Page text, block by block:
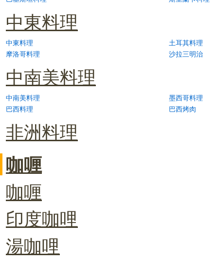
中東料理
中東料理
土耳其料理
摩洛哥料理
沙拉三明治
中南美料理
中南美料理
墨西哥料理
巴西料理
巴西烤肉
非洲料理
咖喱
咖喱
印度咖哩
湯咖哩